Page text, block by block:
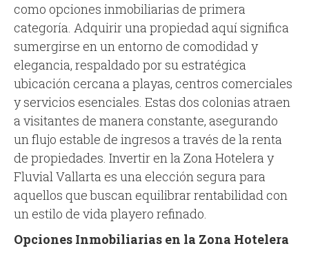
como opciones inmobiliarias de primera
categoría. Adquirir una propiedad aquí significa
sumergirse en un entorno de comodidad y
elegancia, respaldado por su estratégica
ubicación cercana a playas, centros comerciales
y servicios esenciales. Estas dos colonias atraen
a visitantes de manera constante, asegurando
un flujo estable de ingresos a través de la renta
de propiedades. Invertir en la Zona Hotelera y
Fluvial Vallarta es una elección segura para
aquellos que buscan equilibrar rentabilidad con
un estilo de vida playero refinado.
Opciones Inmobiliarias en la Zona Hotelera